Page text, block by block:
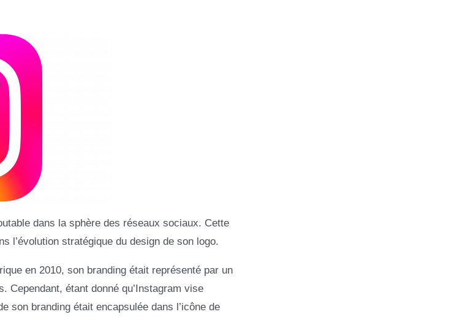
dans la sphère des réseaux sociaux. Cette
l’évolution stratégique du design de son logo.
en 2010, son branding était représenté par un
Cependant, étant donné qu’Instagram vise
son branding était encapsulée dans l’icône de